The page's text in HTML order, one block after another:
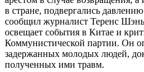
в стране, подвергались
сообщил журналист Теренс
освещает события в Китае и
Коммунистической партии. Он
задержанных молодых людей,
полученных ими травм.